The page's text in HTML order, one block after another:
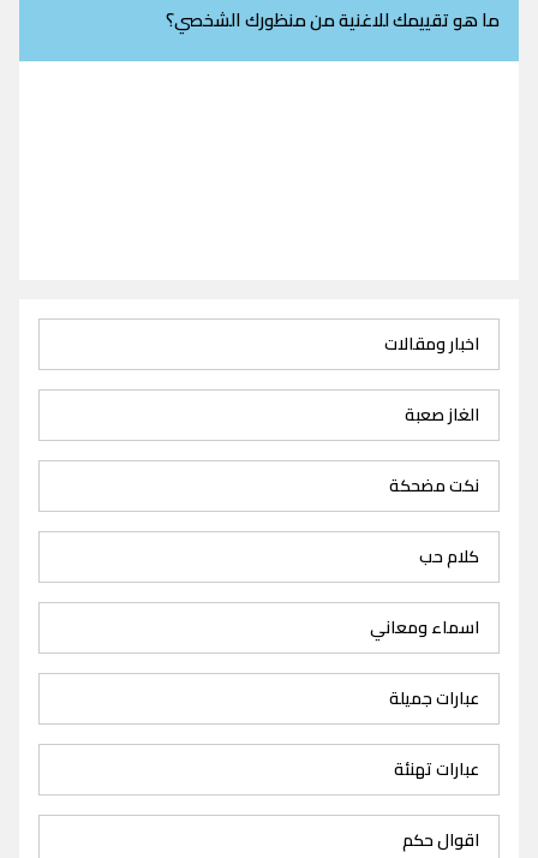
ما هو تقييمك للاغنية من منظورك الشخصي؟
اخبار ومقالات
الغاز صعبة
نكت مضحكة
كلام حب
اسماء ومعاني
عبارات جميلة
عبارات تهنئة
اقوال حكم